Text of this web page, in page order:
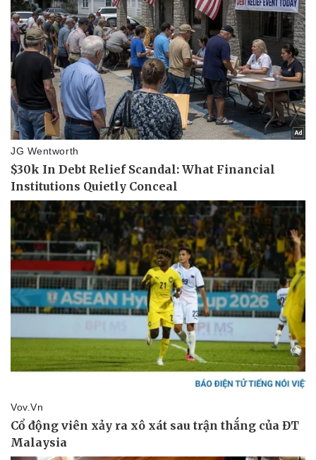
Thể thao
Bóng đá
Lịch thi đấu bóng đá
eSports
Hậu trường
Ô tô - Xe máy
Ô tô